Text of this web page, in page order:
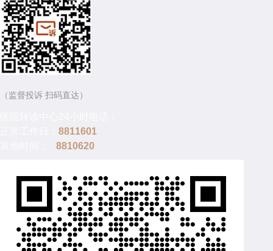
（监督投诉 扫码直达）
8811601
8810620